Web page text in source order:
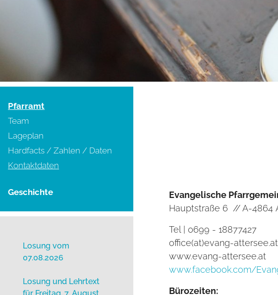
Evangelische
Hauptstraße 6 // A-4864
Tel | 0699 - 18877427
office(at)evang-attersee.at
www.evang-attersee.at
www.facebook.com/
Bürozeiten:
Pfarramt
Team
Lageplan
Hardfacts / Zahlen / Daten
Kontaktdaten
Geschichte
Losung vom
07.08.2026
Losung und Lehrtext